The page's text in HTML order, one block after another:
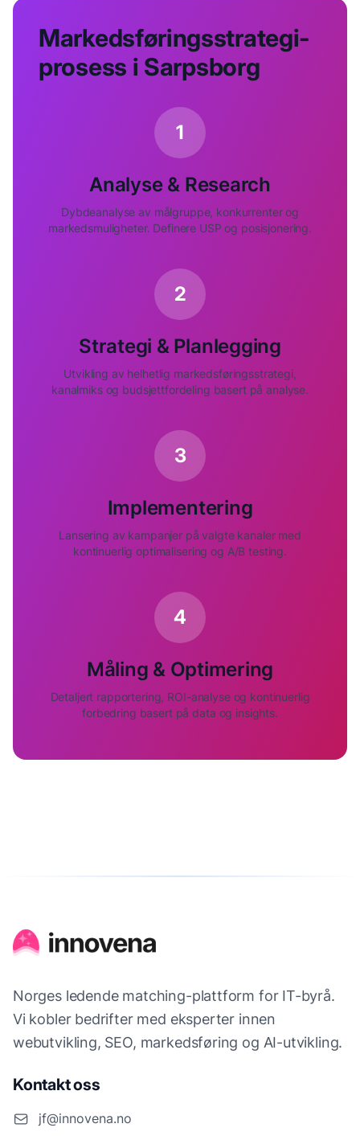
Markedsføringsstrategi-
prosess i Sarpsborg
1
Analyse & Research
Dybdeanalyse av målgruppe, konkurrenter og
markedsmuligheter. Definere USP og posisjonering.
2
Strategi & Planlegging
Utvikling av helhetlig markedsføringsstrategi,
kanalmiks og budsjettfordeling basert på analyse.
3
Implementering
Lansering av kampanjer på valgte kanaler med
kontinuerlig optimalisering og A/B testing.
4
Måling & Optimering
Detaljert rapportering, ROI-analyse og kontinuerlig
forbedring basert på data og insights.
Norges ledende matching-plattform for IT-byrå.
Vi kobler bedrifter med eksperter innen
webutvikling, SEO, markedsføring og AI-utvikling.
Kontakt oss
jf@innovena.no